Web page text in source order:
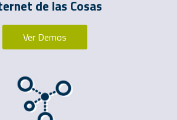
de las Cosas
Ver Demos